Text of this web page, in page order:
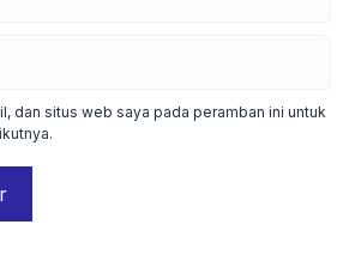
dan situs web saya pada peramban ini untuk